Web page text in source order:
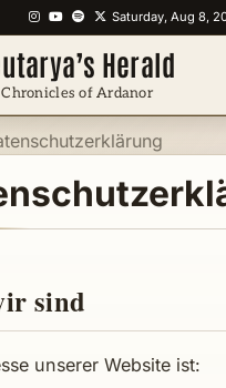
Instagram
YouTube
Spotify
XSaturday, Aug 8,
Herald
Chronicles of Ardanor
sind
unserer Website ist: